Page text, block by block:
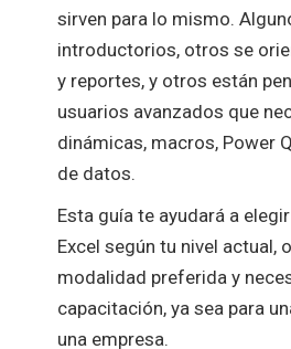
sirven para lo mismo.
introductorios, otros se
y reportes, y otros están
usuarios avanzados que
dinámicas, macros, Power
de datos.
Esta guía te ayudará a
Excel según tu nivel actual,
modalidad preferida y
capacitación, ya sea para
una empresa.